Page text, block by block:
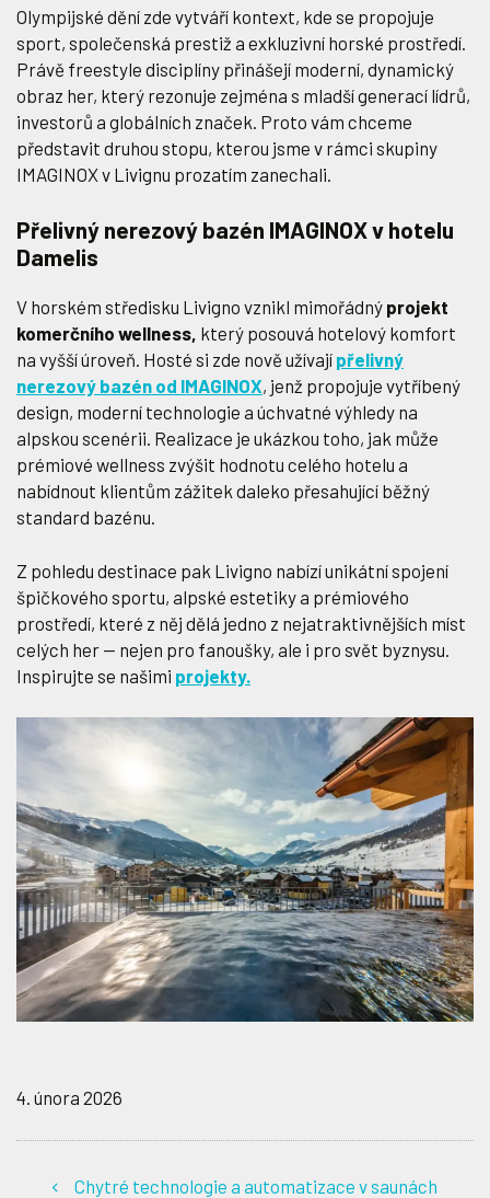
Olympijské dění zde vytváří kontext, kde se propojuje
sport, společenská prestiž a exkluzivní horské prostředí.
Právě freestyle disciplíny přinášejí moderní, dynamický
obraz her, který rezonuje zejména s mladší generací lídrů,
investorů a globálních značek. Proto vám chceme
představit druhou stopu, kterou jsme v rámci skupiny
IMAGINOX v Livignu prozatím zanechali.
Přelivný nerezový bazén IMAGINOX v hotelu
Damelis
V horském středisku Livigno vznikl mimořádný projekt
komerčního wellness, který posouvá hotelový komfort
na vyšší úroveň. Hosté si zde nově užívají přelivný
nerezový bazén od IMAGINOX, jenž propojuje vytříbený
design, moderní technologie a úchvatné výhledy na
alpskou scenérii. Realizace je ukázkou toho, jak může
prémiové wellness zvýšit hodnotu celého hotelu a
nabídnout klientům zážitek daleko přesahující běžný
standard bazénu.
Z pohledu destinace pak Livigno nabízí unikátní spojení
špičkového sportu, alpské estetiky a prémiového
prostředí, které z něj dělá jedno z nejatraktivnějších míst
celých her — nejen pro fanoušky, ale i pro svět byznysu.
Inspirujte se našimi projekty.
4. února 2026
Chytré technologie a automatizace v saunách